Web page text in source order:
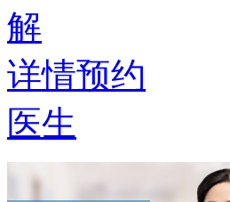
解
详情预约
医生